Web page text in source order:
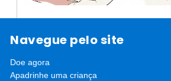
Aceleradora da
recursos para jovens
Inscreva-se!
Plataforma da Plan tem
Navegue pelo site
Doe agora
Apadrinhe uma criança